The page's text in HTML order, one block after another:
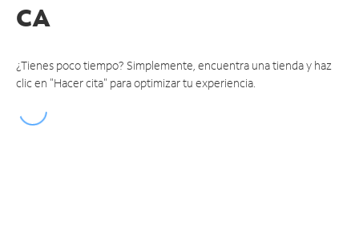
CA
¿Tienes poco tiempo? Simplemente, encuentra una tienda y haz
clic en "Hacer cita" para optimizar tu experiencia.